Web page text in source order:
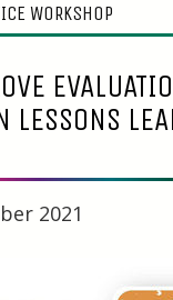
WORKSHOP
LESSONS
2021